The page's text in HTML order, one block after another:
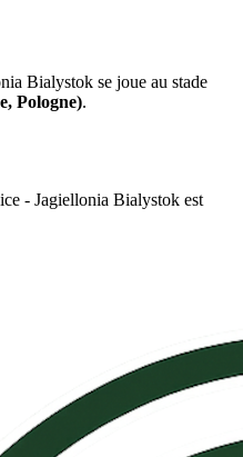
Bialystok se joue au stade
Pologne).
- Jagiellonia Bialystok est